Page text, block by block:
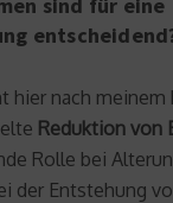
hier nach meinem
Reduktion von
Rolle bei
der Entstehung